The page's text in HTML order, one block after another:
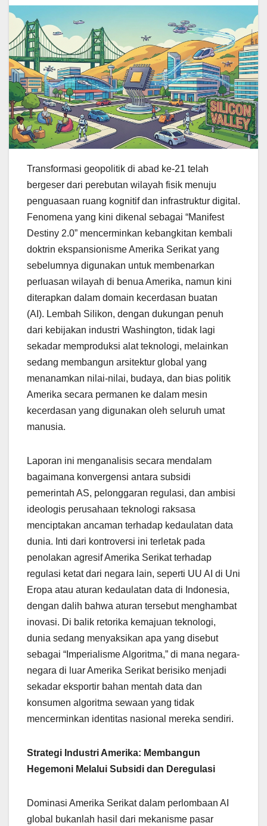
Transformasi geopolitik di abad ke-21 telah
bergeser dari perebutan wilayah fisik menuju
penguasaan ruang kognitif dan infrastruktur digital.
Fenomena yang kini dikenal sebagai “Manifest
Destiny 2.0” mencerminkan kebangkitan kembali
doktrin ekspansionisme Amerika Serikat yang
sebelumnya digunakan untuk membenarkan
perluasan wilayah di benua Amerika, namun kini
diterapkan dalam domain kecerdasan buatan
(AI). Lembah Silikon, dengan dukungan penuh
dari kebijakan industri Washington, tidak lagi
sekadar memproduksi alat teknologi, melainkan
sedang membangun arsitektur global yang
menanamkan nilai-nilai, budaya, dan bias politik
Amerika secara permanen ke dalam mesin
kecerdasan yang digunakan oleh seluruh umat
manusia.
Laporan ini menganalisis secara mendalam
bagaimana konvergensi antara subsidi
pemerintah AS, pelonggaran regulasi, dan ambisi
ideologis perusahaan teknologi raksasa
menciptakan ancaman terhadap kedaulatan data
dunia. Inti dari kontroversi ini terletak pada
penolakan agresif Amerika Serikat terhadap
regulasi ketat dari negara lain, seperti UU AI di Uni
Eropa atau aturan kedaulatan data di Indonesia,
dengan dalih bahwa aturan tersebut menghambat
inovasi. Di balik retorika kemajuan teknologi,
dunia sedang menyaksikan apa yang disebut
sebagai “Imperialisme Algoritma,” di mana negara-
negara di luar Amerika Serikat berisiko menjadi
sekadar eksportir bahan mentah data dan
konsumen algoritma sewaan yang tidak
mencerminkan identitas nasional mereka sendiri.
Strategi Industri Amerika: Membangun
Hegemoni Melalui Subsidi dan Deregulasi
Dominasi Amerika Serikat dalam perlombaan AI
global bukanlah hasil dari mekanisme pasar